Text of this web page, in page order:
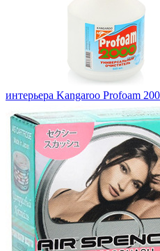
интерьера Kangaroo Profoam